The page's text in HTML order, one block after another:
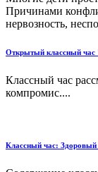
Причинами
нервозность,
Открытый классный
Классный час
компромис....
Классный час: Здоровый